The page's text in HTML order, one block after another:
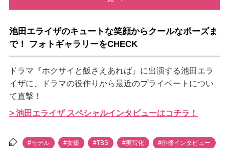
池田エライザのキュートな笑顔からクールなポーズま
で！ フォトギャラリーをCHECK
ドラマ『ホクサイと飯さえあれば』に出演する池田エラ
イザに、ドラマの役作りから最近のプライベートについ
て直撃！
> 池田エライザ スペシャルインタビューはコチラ！
#モデル #女優 #TBS #実写化 #俳優インタビュー